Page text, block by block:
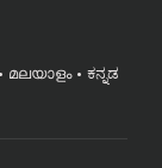
മലയാളം
ಕನ್ನಡ